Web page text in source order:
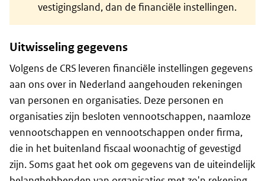
vestigingsland, dan de financiële instellingen.
Uitwisseling gegevens
Volgens de CRS leveren financiële instellingen gegevens
aan ons over in Nederland aangehouden rekeningen
van personen en organisaties. Deze personen en
organisaties zijn besloten vennootschappen, naamloze
vennootschappen en vennootschappen onder firma,
die in het buitenland fiscaal woonachtig of gevestigd
zijn. Soms gaat het ook om gegevens van de uiteindelijk